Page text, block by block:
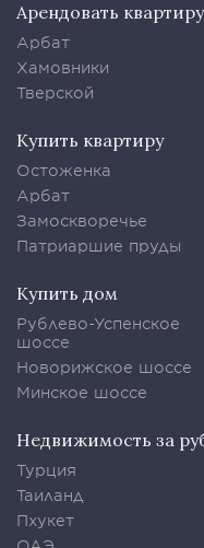
Арендовать квартиру
Арбат
Хамовники
Тверской
Купить квартиру
Остоженка
Арбат
Замоскворечье
Патриаршие пруды
Купить дом
Рублево-Успенское
шоссе
Новорижское шоссе
Минское шоссе
Недвижимость за
Турция
Таиланд
Пхукет